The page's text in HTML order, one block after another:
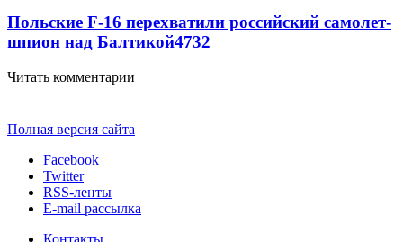
Польские F-16 перехватили российский самолет-
шпион над Балтикой4732
Читать комментарии
Полная версия сайта
Facebook
Twitter
RSS-ленты
E-mail рассылка
Контакты